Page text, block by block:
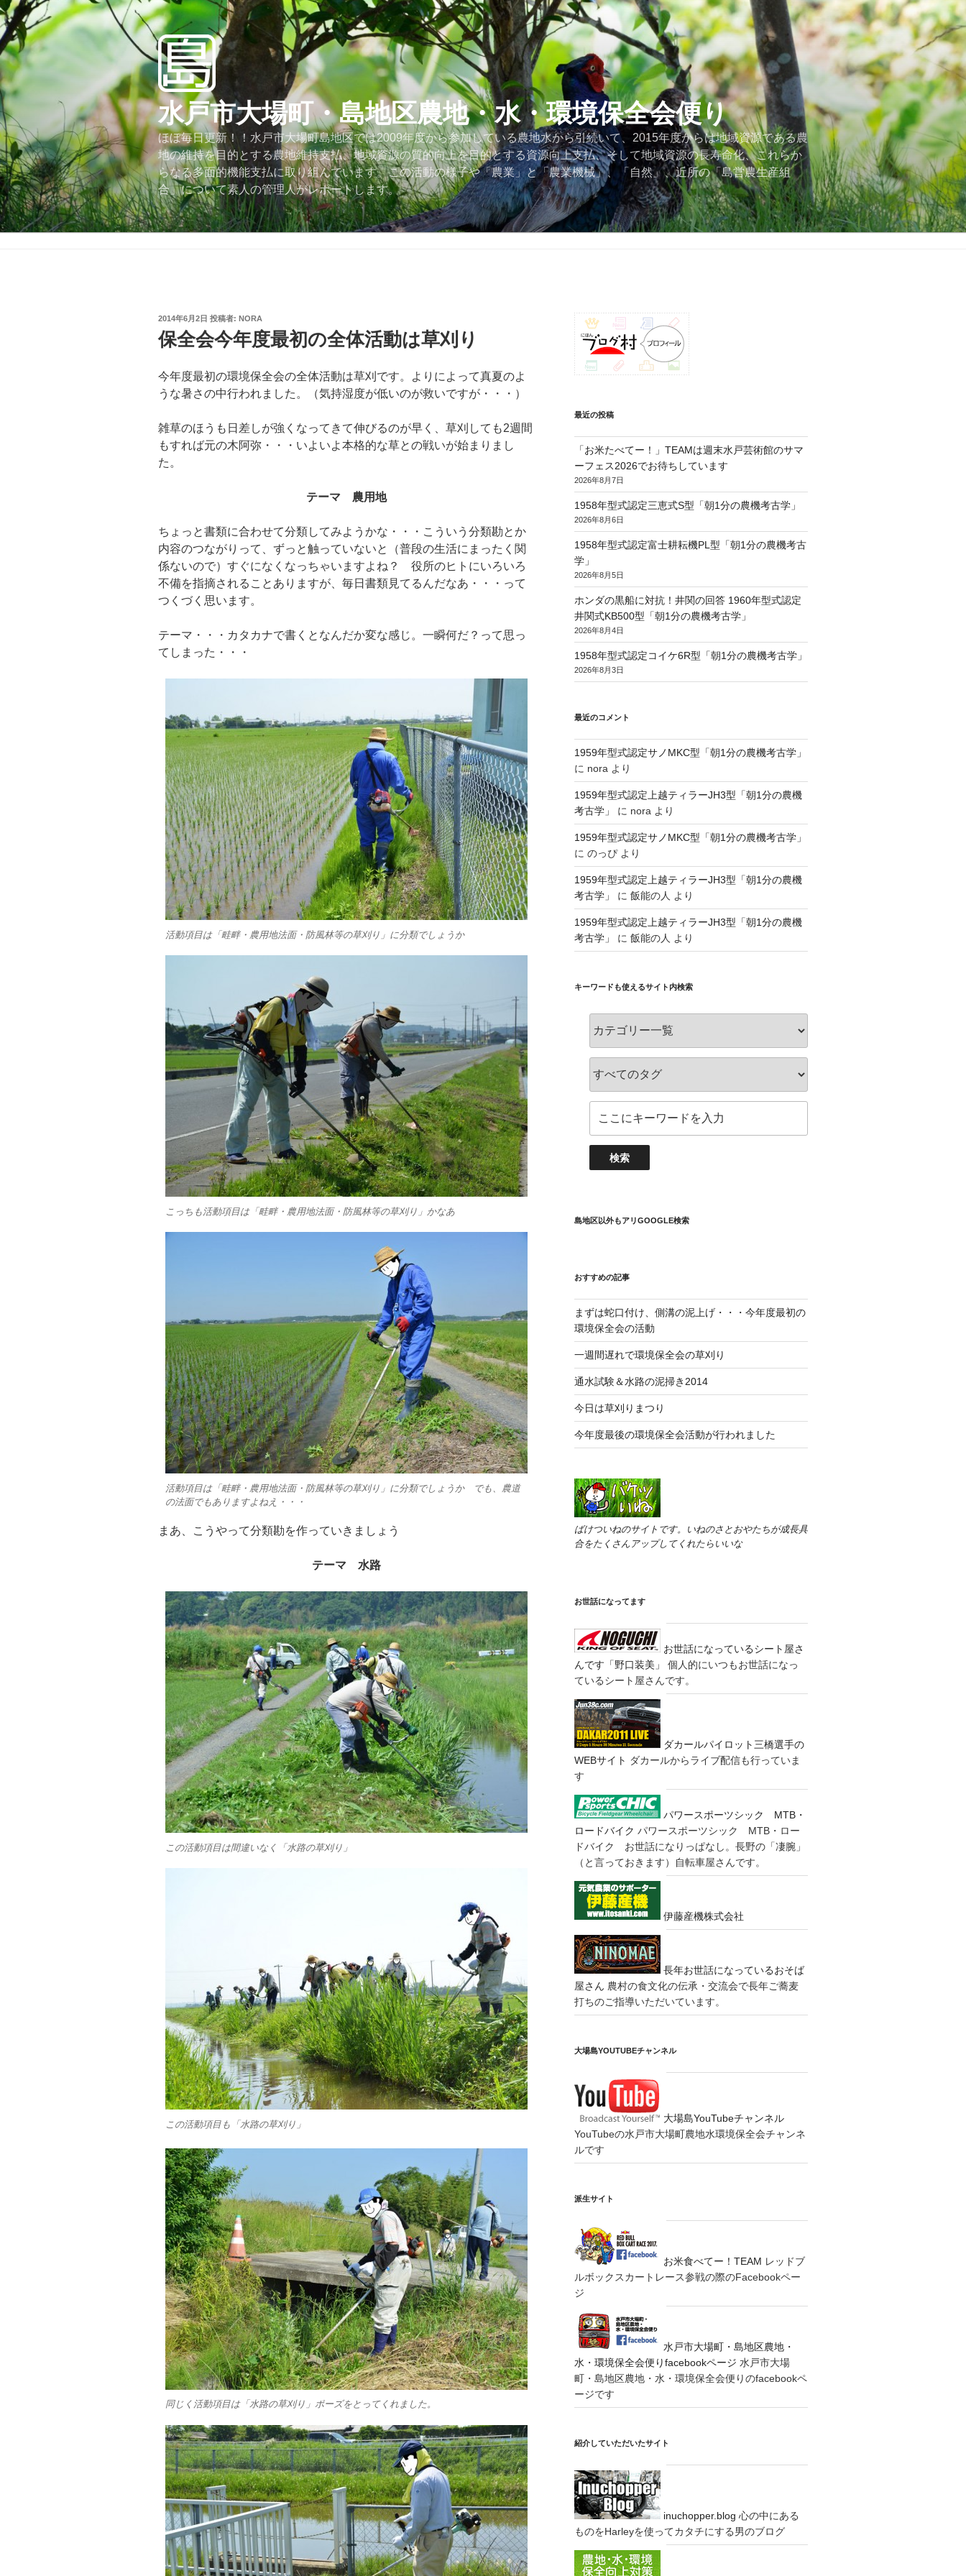
コ
ン
テ
ン
ツ
へ
ス
キ
ッ
プ
水戸市大場町・島地区農地・水・環境保全会便り
ほぼ毎日更新！！水戸市大場町島地区では2009年度から参加している農地水から引続いて、2015年度からは地域資源である農
地の維持を目的とする農地維持支払、地域資源の質的向上を目的とする資源向上支払、そして地域資源の長寿命化、これらか
らなる多面的機能支払に取り組んでいます。この活動の様子や「農業」と「農業機械」、「自然」、近所の「島営農生産組
合」について素人の管理人がレポートします。
投
稿
日:
2014年6月2日 投稿者: NORA
保全会今年度最初の全体活動は草刈り
今年度最初の環境保全会の全体活動は草刈です。よりによって真夏のよ
うな暑さの中行われました。（気持湿度が低いのが救いですが・・・）
雑草のほうも日差しが強くなってきて伸びるのが早く、草刈しても2週間
もすれば元の木阿弥・・・いよいよ本格的な草との戦いが始まりまし
た。
テーマ 農用地
ちょっと書類に合わせて分類してみようかな・・・こういう分類勘とか
内容のつながりって、ずっと触っていないと（普段の生活にまったく関
係ないので）すぐになくなっちゃいますよね？ 役所のヒトにいろいろ
不備を指摘されることありますが、毎日書類見てるんだなあ・・・って
つくづく思います。
テーマ・・・カタカナで書くとなんだか変な感じ。一瞬何だ？って思っ
てしまった・・・
活動項目は「畦畔・農用地法面・防風林等の草刈り」に分類でしょうか
こっちも活動項目は「畦畔・農用地法面・防風林等の草刈り」かなあ
活動項目は「畦畔・農用地法面・防風林等の草刈り」に分類でしょうか でも、農道
の法面でもありますよねえ・・・
まあ、こうやって分類勘を作っていきましょう
テーマ 水路
この活動項目は間違いなく「水路の草刈り」
この活動項目も「水路の草刈り」
同じく活動項目は「水路の草刈り」ポーズをとってくれました。
最近の投稿
「お米たべてー！」TEAMは週末水戸芸術館のサマ
ーフェス2026でお待ちしています
2026年8月7日
1958年型式認定三恵式S型「朝1分の農機考古学」
2026年8月6日
1958年型式認定富士耕耘機PL型「朝1分の農機考古
学」
2026年8月5日
ホンダの黒船に対抗！井関の回答 1960年型式認定
井関式KB500型「朝1分の農機考古学」
2026年8月4日
1958年型式認定コイケ6R型「朝1分の農機考古学」
2026年8月3日
最近のコメント
1959年型式認定サノMKC型「朝1分の農機考古学」
に nora より
1959年型式認定上越ティラーJH3型「朝1分の農機
考古学」
に nora より
1959年型式認定サノMKC型「朝1分の農機考古学」
に のっぴより
1959年型式認定上越ティラーJH3型「朝1分の農機
考古学」
に 飯能の人 より
1959年型式認定上越ティラーJH3型「朝1分の農機
考古学」
に 飯能の人 より
キーワードも使えるサイト内検索
島地区以外もアリGOOGLE検索
おすすめの記事
まずは蛇口付け、側溝の泥上げ・・・今年度最初の
環境保全会の活動
一週間遅れで環境保全会の草刈り
通水試験＆水路の泥掃き2014
今日は草刈りまつり
今年度最後の環境保全会活動が行われました
ばけついねのサイトです。いねのさとおやたちが成長具
合をたくさんアップしてくれたらいいな
お世話になってます
お世話になっているシート屋さ
んです「野口装美」
個人的にいつもお世話になっ
ているシート屋さんです。
ダカールパイロット三橋選手の
WEBサイト ダカールからライブ配信も行っていま
す
パワースポーツシック MTB・
ロードバイク パワースポーツシック MTB・ロー
ドバイク お世話になりっぱなし。長野の「凄腕」
（と言っておきます）自転車屋さんです。
伊藤産機株式会社
長年お世話になっているおそば
屋さん 農村の食文化の伝承・交流会で長年ご蕎麦
打ちのご指導いただいています。
大場島YOUTUBEチャンネル
大場島YouTubeチャンネル
YouTubeの水戸市大場町農地水環境保全会チャンネ
ルです
派生サイト
お米食べてー！TEAM レッドブ
ルボックスカートレース参戦の際のFacebookペー
ジ
水戸市大場町・島地区農地・
水・環境保全会便りfacebookページ 水戸市大場
町・島地区農地・水・環境保全会便りのfacebookペ
ージです
紹介していただいたサイト
inuchopper.blog 心の中にある
ものをHarleyを使ってカタチにする男のブログ